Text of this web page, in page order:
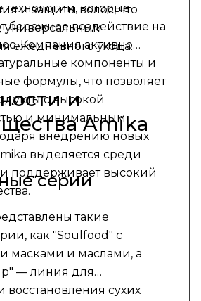
и защиты волос, что
универсальным
ежедневного ухода.
которые
бережное воздействие на
Компания активно
компоненты и
формулы, что позволяет
с высокой
и минимальным
внедрению новых
выделяется среди
и поддерживает высокий
и
Amika
серии
такие
как "Soulfood" с
масками и маслами, а
— линия для
восстановления сухих